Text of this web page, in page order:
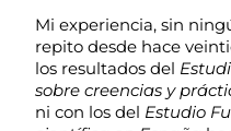
Mi experiencia, sin
repito desde hace
los resultados del
sobre creencias y
ni con los del Estudio